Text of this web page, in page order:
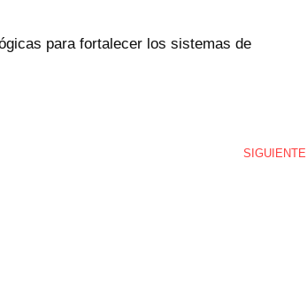
para fortalecer los sistemas de
SIGUIENTE